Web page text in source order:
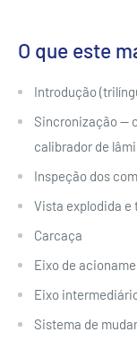
O que este
Introdução
Sincronização —
calibrador de
Inspeção dos
Vista explodida e
Carcaça
Eixo de
Eixo
Sistema de